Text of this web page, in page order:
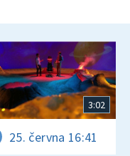
3:02
25. června 16:41